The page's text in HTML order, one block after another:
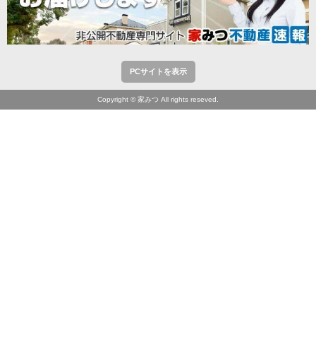
PCサイトを表示
Copyright © 家みつ All rights reseved.